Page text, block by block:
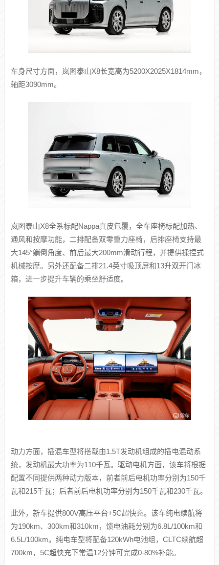
车身尺寸方面，岚图泰山X8长宽高为5200X2025X1814mm，
轴距3090mm。
岚图泰山X8全系标配Nappa真皮包覆，全车座椅标配加热、
通风和按摩功能，二排配备双零重力座椅，后排座椅支持最
大145°躺倒角度、前后最大200mm滑动行程，并提供揉捏式
机械按摩。另外还配备二排21.4英寸吸顶屏和13升双开门冰
箱，进一步提升车辆的乘坐舒适度。